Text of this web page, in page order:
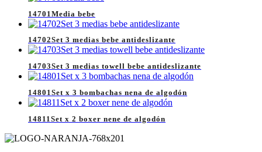
14701Media bebe
14702Set 3 medias bebe antideslizante
14703Set 3 medias towell bebe antideslizante
14801Set x 3 bombachas nena de algodón
14811Set x 2 boxer nene de algodón